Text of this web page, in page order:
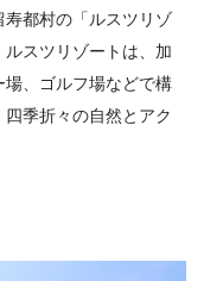
寿都村の「ルスツリゾ
スツリゾートは、加
、ゴルフ場などで構
季折々の自然とアク